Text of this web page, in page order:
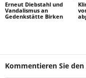
Erneut Diebstahl und
Vandalismus an
Gedenkstätte Birken
Kommentieren Sie